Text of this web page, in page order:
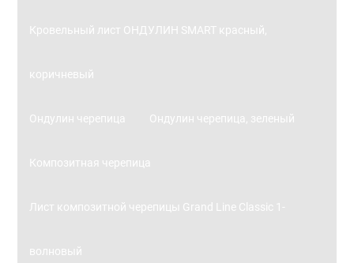
Кровельный лист ОНДУЛИН SMART красный,
коричневый
Ондулин черепица Ондулин черепица, зеленый
Композитная черепица
Лист композитной черепицы Grand Line Classic 1-
волновый